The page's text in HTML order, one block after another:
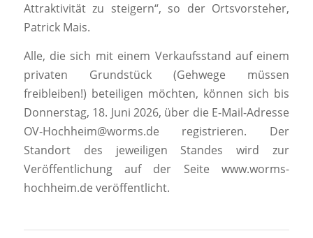
Attraktivität zu steigern“, so der Ortsvorsteher,
Patrick Mais.
Alle, die sich mit einem Verkaufsstand auf einem
privaten Grundstück (Gehwege müssen
freibleiben!) beteiligen möchten, können sich bis
Donnerstag, 18. Juni 2026, über die E-Mail-Adresse
OV-Hochheim@worms.de registrieren. Der
Standort des jeweiligen Standes wird zur
Veröffentlichung auf der Seite www.worms-
hochheim.de veröffentlicht.